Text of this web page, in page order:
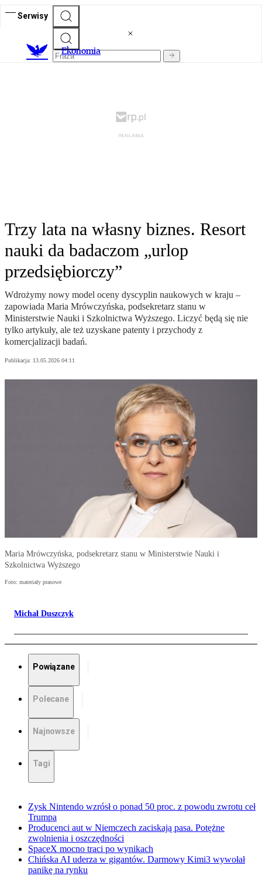
Serwisy
Ekonomia
Trzy lata na własny biznes. Resort
nauki da badaczom „urlop
przedsiębiorczy”
Wdrożymy nowy model oceny dyscyplin naukowych w kraju –
zapowiada Maria Mrówczyńska, podsekretarz stanu w
Ministerstwie Nauki i Szkolnictwa Wyższego. Liczyć będą się nie
tylko artykuły, ale też uzyskane patenty i przychody z
komercjalizacji badań.
Publikacja: 13.05.2026 04:11
Maria Mrówczyńska, podsekretarz stanu w Ministerstwie Nauki i
Szkolnictwa Wyższego
Foto: materiały prasowe
Michał Duszczyk
Powiązane
Polecane
Najnowsze
Tagi
Zysk Nintendo wzrósł o ponad 50 proc. z powodu zwrotu ceł
Trumpa
Producenci aut w Niemczech zaciskają pasa. Potężne
zwolnienia i oszczędności
SpaceX mocno traci po wynikach
Chińska AI uderza w gigantów. Darmowy Kimi3 wywołał
panikę na rynku